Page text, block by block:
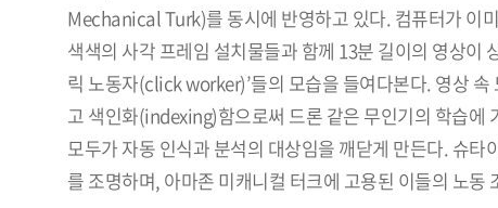
Mechanical Turk)를 동시에 반영하고 있다. 컴퓨터가 이
색색의 사각 프레임 설치물들과 함께 13분 길이의 영상이
릭 노동자(click worker)’들의 모습을 들여다본다. 영상
고 색인화(indexing)함으로써 드론 같은 무인기의 학습에
모두가 자동 인식과 분석의 대상임을 깨닫게 만든다. 슈
를 조명하며, 아마존 미캐니컬 터크에 고용된 이들의 노동